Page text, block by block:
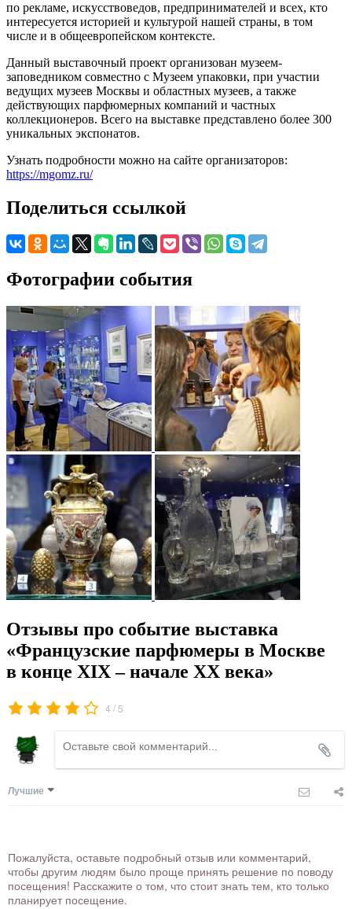
по рекламе, искусствоведов, предпринимателей и всех, кто
интересуется историей и культурой нашей страны, в том
числе и в общеевропейском контексте.
Данный выставочный проект организован музеем-
заповедником совместно с Музеем упаковки, при участии
ведущих музеев Москвы и областных музеев, а также
действующих парфюмерных компаний и частных
коллекционеров. Всего на выставке представлено более 300
уникальных экспонатов.
Узнать подробности можно на сайте организаторов:
https://mgomz.ru/
Поделиться ссылкой
Фотографии события
Отзывы про событие выставка
«Французские парфюмеры в Москве
в конце XIX – начале ХХ века»
4 / 5
Лучшие
Пожалуйста, оставьте подробный отзыв или комментарий,
чтобы другим людям было проще принять решение по поводу
посещения! Расскажите о том, что стоит знать тем, кто только
планирует посещение.